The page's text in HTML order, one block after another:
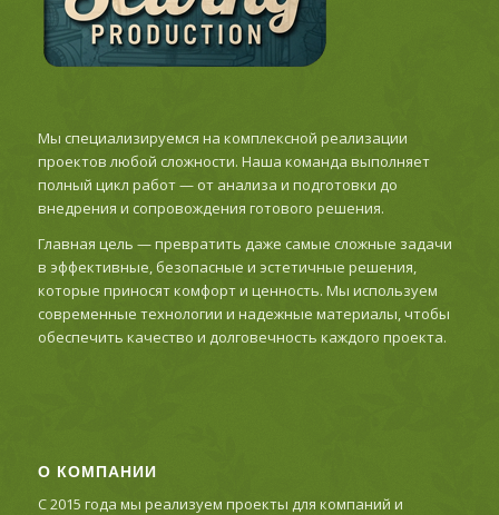
Мы специализируемся на комплексной реализации
проектов любой сложности. Наша команда выполняет
полный цикл работ — от анализа и подготовки до
внедрения и сопровождения готового решения.
Главная цель — превратить даже самые сложные задачи
в эффективные, безопасные и эстетичные решения,
которые приносят комфорт и ценность. Мы используем
современные технологии и надежные материалы, чтобы
обеспечить качество и долговечность каждого проекта.
О КОМПАНИИ
С 2015 года мы реализуем проекты для компаний и